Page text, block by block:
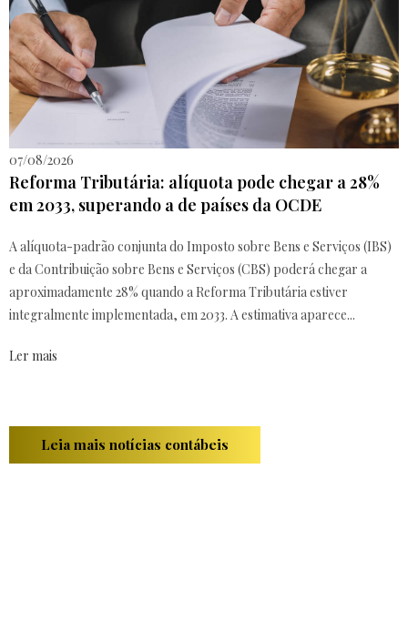
07/08/2026
Reforma Tributária: alíquota pode chegar a 28%
em 2033, superando a de países da OCDE
A alíquota-padrão conjunta do Imposto sobre Bens e Serviços (IBS)
e da Contribuição sobre Bens e Serviços (CBS) poderá chegar a
aproximadamente 28% quando a Reforma Tributária estiver
integralmente implementada, em 2033. A estimativa aparece...
Ler mais
Leia mais notícias contábeis